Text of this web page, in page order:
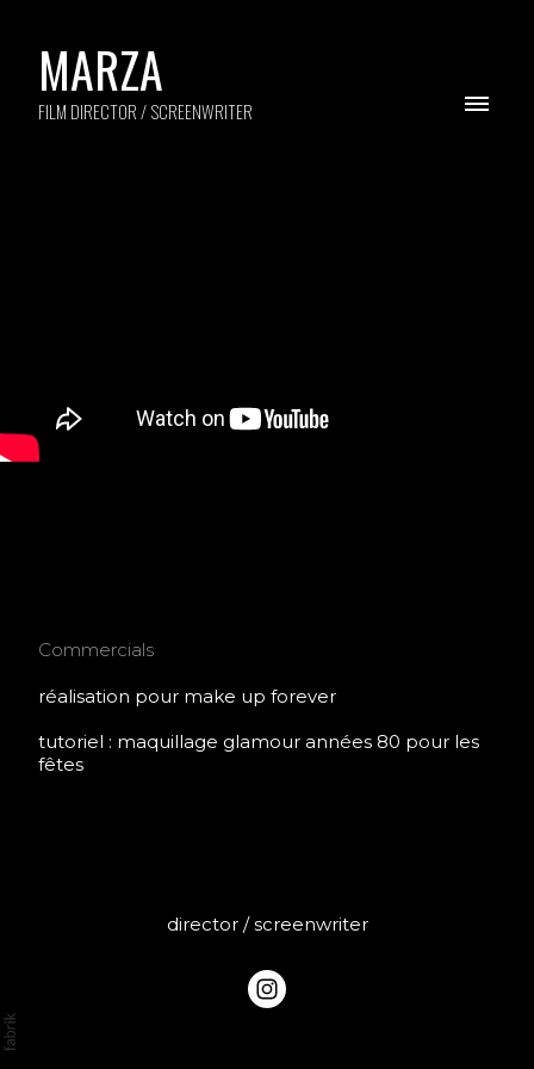
MARZA
FILM DIRECTOR / SCREENWRITER
Commercials
réalisation pour make up forever
tutoriel : maquillage glamour années 80 pour les
fêtes
director / screenwriter